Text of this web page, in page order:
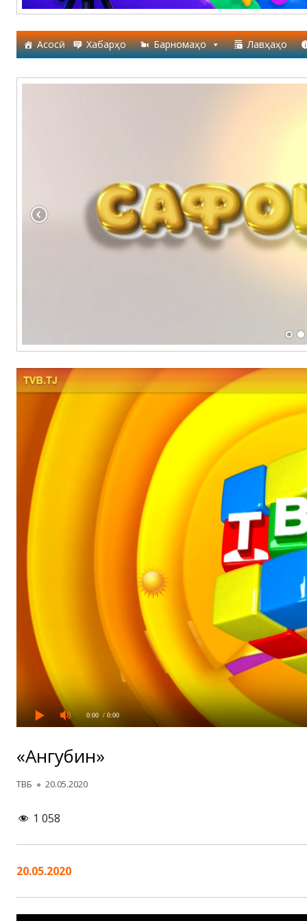
Асосӣ Хабарҳо Барномаҳо Лавҳаҳо
0:00 / 0:00
«Ангубин»
Автор
ТВБ Опубликовано
20.05.2020
1 058
20.05.2020